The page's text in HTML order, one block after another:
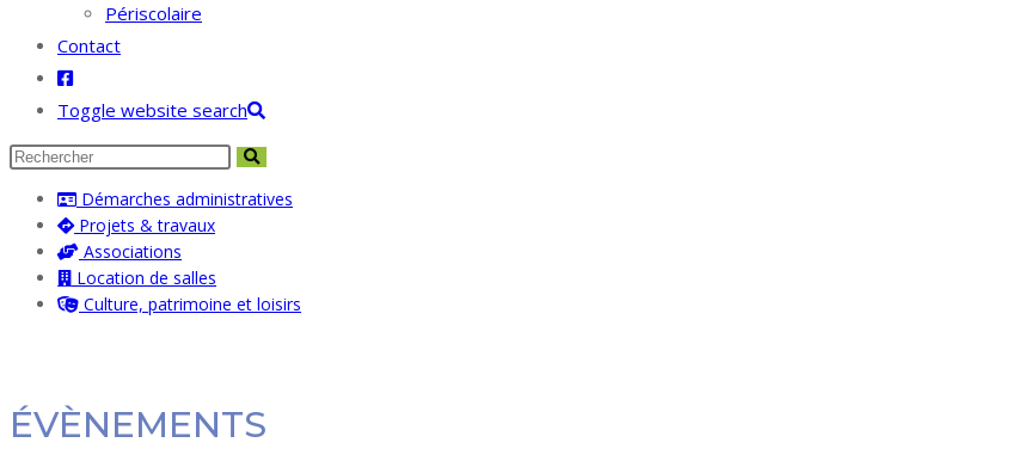
Périscolaire
Contact
Toggle website search
Démarches administratives
Projets & travaux
Associations
Location de salles
Culture, patrimoine et loisirs
ÉVÈNEMENTS